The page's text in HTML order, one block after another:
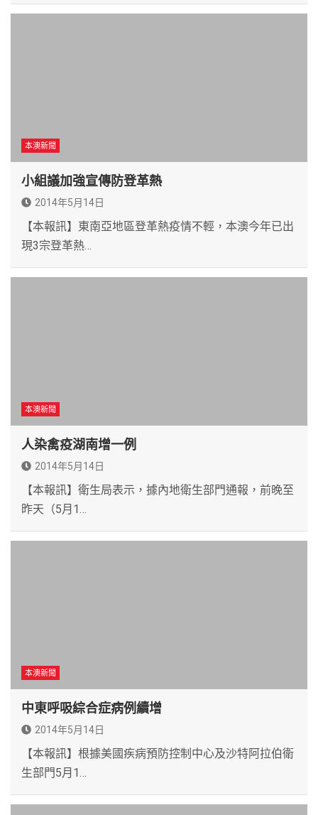
本澳新聞
小組議加強宣傳防登革熱
2014年5月14日
【本報訊】東南亞地區登革熱疫情不輕，本澳今年已出
現3宗登革熱…
本澳新聞
人染禽疫湖南增一例
2014年5月14日
【本報訊】衛生局表示，據內地衛生部門通報，前晚至
昨天（5月1…
本澳新聞
中東呼吸綜合症病例續增
2014年5月14日
【本報訊】根據美國疾病預防控制中心及沙特阿拉伯衛
生部門5月1…